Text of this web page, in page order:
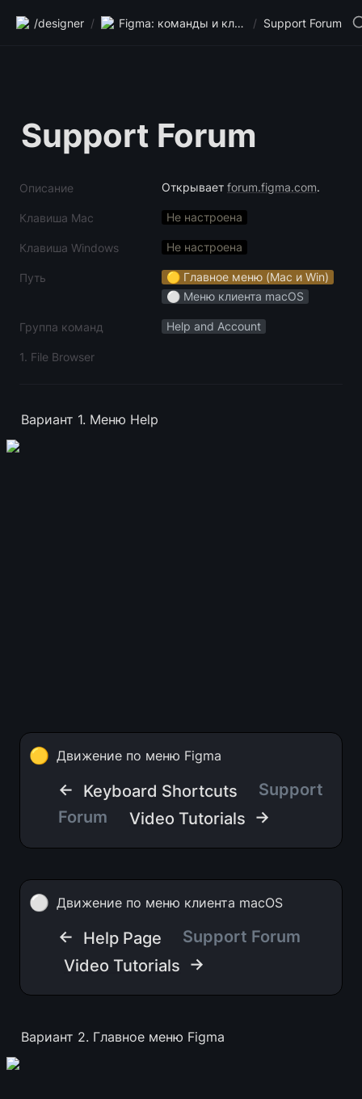
/designer / Figma: команды и клавиши / Support Forum
Support Forum
Описание Открывает forum.figma.com.
Клавиша Mac Не настроена
Клавиша Windows Не настроена
Путь
🟡 Главное меню (Mac и Win)
⚪️ Меню клиента macOS
Группа команд Help and Account
1. File Browser
Вариант 1. Меню Help
🟡 Движение по меню Figma
← Keyboard Shortcuts
Support
Forum
Video Tutorials →
⚪ Движение по меню клиента macOS
← Help Page
Support Forum
Video Tutorials →
Вариант 2. Главное меню Figma